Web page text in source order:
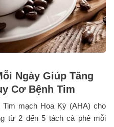
Ngày Giúp Tăng
Cơ Bệnh Tim
mạch Hoa Kỳ (AHA) cho
từ 2 đến 5 tách cà phê mỗi